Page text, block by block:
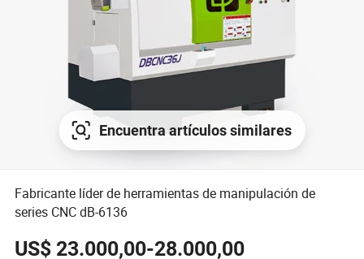
Encuentra artículos similares
Fabricante líder de herramientas de manipulación de
series CNC dB-6136
US$ 23.000,00-28.000,00